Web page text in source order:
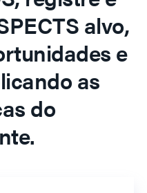
alvo,
e
as
do